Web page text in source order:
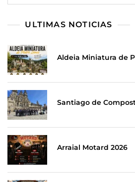
ULTIMAS NOTICIAS
Aldeia Miniatura de
Santiago de
Arraial Motard 2026